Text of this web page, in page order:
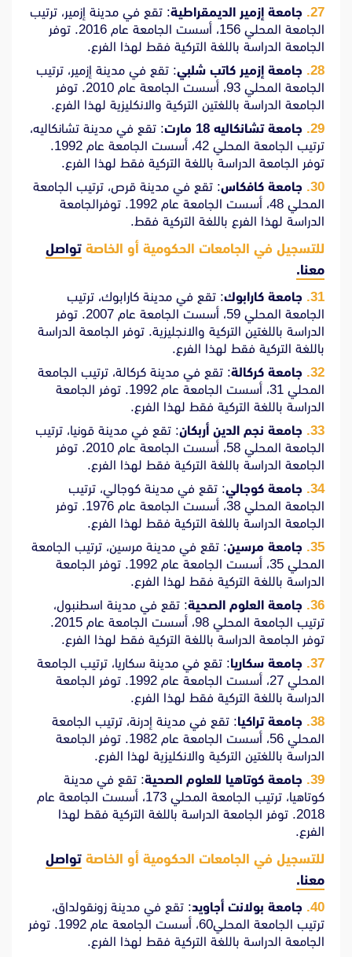
جامعة إزمير الديمقراطية: تقع في مدينة إزمير، ترتيب
الجامعة المحلي 156، أسست الجامعة عام 2016. توفر
الجامعة الدراسة باللغة التركية فقط لهذا الفرع.
جامعة إزمير كاتب شلبي: تقع في مدينة إزمير، ترتيب
الجامعة المحلي 93، أسست الجامعة عام 2010. توفر
الجامعة الدراسة باللغتين التركية والانكليزية لهذا الفرع.
جامعة تشانكاليه 18 مارت
: تقع في مدينة تشانكاليه،
ترتيب الجامعة المحلي 42، أسست الجامعة عام 1992.
توفر الجامعة الدراسة باللغة التركية فقط لهذا الفرع.
جامعة كافكاس: تقع في مدينة قرص، ترتيب الجامعة
المحلي 48، أسست الجامعة عام 1992. توفرالجامعة
الدراسة لهذا الفرع باللغة التركية فقط.
للتسجيل في الجامعات الحكومية أو الخاصة تواصل
معنا.
جامعة كارابوك: تقع في مدينة كارابوك، ترتيب
الجامعة المحلي 59، أسست الجامعة عام 2007. توفر
الدراسة باللغتين التركية والانجليزية. توفر الجامعة الدراسة
باللغة التركية فقط لهذا الفرع.
جامعة كركالة: تقع في مدينة كركالة، ترتيب الجامعة
المحلي 31، أسست الجامعة عام 1992. توفر الجامعة
الدراسة باللغة التركية فقط لهذا الفرع.
جامعة نجم الدين أربكان: تقع في مدينة قونيا، ترتيب
الجامعة المحلي 58، أسست الجامعة عام 2010. توفر
الجامعة الدراسة باللغة التركية فقط لهذا الفرع.
جامعة كوجالي: تقع في مدينة كوجالي، ترتيب
الجامعة المحلي 38، أسست الجامعة عام 1976. توفر
الجامعة الدراسة باللغة التركية فقط لهذا الفرع.
جامعة مرسين: تقع في مدينة مرسين، ترتيب الجامعة
المحلي 35، أسست الجامعة عام 1992. توفر الجامعة
الدراسة باللغة التركية فقط لهذا الفرع.
جامعة العلوم الصحية: تقع في مدينة اسطنبول،
ترتيب الجامعة المحلي 98، أسست الجامعة عام 2015.
توفر الجامعة الدراسة باللغة التركية فقط لهذا الفرع.
جامعة سكاريا: تقع في مدينة سكاريا، ترتيب الجامعة
المحلي 27، أسست الجامعة عام 1992. توفر الجامعة
الدراسة باللغة التركية فقط لهذا الفرع.
جامعة تراكيا: تقع في مدينة إدرنة، ترتيب الجامعة
المحلي 56، أسست الجامعة عام 1982. توفر الجامعة
الدراسة باللغتين التركية والانكليزية لهذا الفرع.
جامعة كوتاهيا للعلوم الصحية: تقع في مدينة
كوتاهيا، ترتيب الجامعة المحلي 173، أسست الجامعة عام
2018. توفر الجامعة الدراسة باللغة التركية فقط لهذا
الفرع.
للتسجيل في الجامعات الحكومية أو الخاصة تواصل
معنا.
جامعة بولانت أجاويد: تقع في مدينة زونقولداق،
ترتيب الجامعة المحلي60، أسست الجامعة عام 1992. توفر
الجامعة الدراسة باللغة التركية فقط لهذا الفرع.